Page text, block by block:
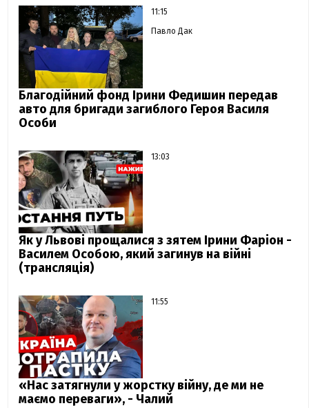
11:15
Павло Дак
Благодійний фонд Ірини Федишин передав
авто для бригади загиблого Героя Василя
Особи
13:03
Як у Львові прощалися з зятем Ірини Фаріон -
Василем Особою, який загинув на війні
(трансляція)
11:55
«Нас затягнули у жорстку війну, де ми не
маємо переваги», - Чалий